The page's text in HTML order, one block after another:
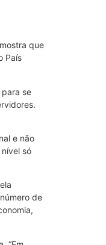
que
País
se
e não
só
de